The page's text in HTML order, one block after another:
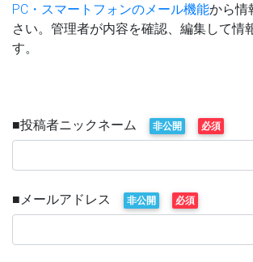
PC・スマートフォンのメール機能から情
さい。管理者が内容を確認、編集して情
す。
■投稿者ニックネーム 非公開 必須
■メールアドレス 非公開 必須